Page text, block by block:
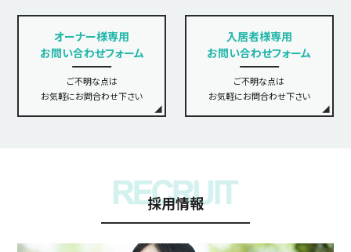
オーナー様専用
お問い合わせフォーム
ご不明な点は
お気軽にお問合わせ下さい
入居者様専用
お問い合わせフォーム
ご不明な点は
お気軽にお問合わせ下さい
採用情報